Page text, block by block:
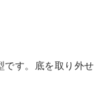
です。底を取り外せ